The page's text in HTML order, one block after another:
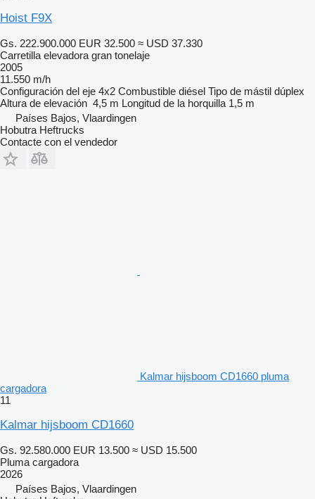
Hoist F9X
Gs. 222.900.000 EUR 32.500 ≈ USD 37.330
Carretilla elevadora gran tonelaje
2005
11.550 m/h
Configuración del eje 4x2 Combustible diésel Tipo de mástil dúplex
Altura de elevación 4,5 m Longitud de la horquilla 1,5 m
Países Bajos, Vlaardingen
Hobutra Heftrucks
Contacte con el vendedor
Kalmar hijsboom CD1660 pluma
cargadora
11
Kalmar hijsboom CD1660
Gs. 92.580.000 EUR 13.500 ≈ USD 15.500
Pluma cargadora
2026
Países Bajos, Vlaardingen